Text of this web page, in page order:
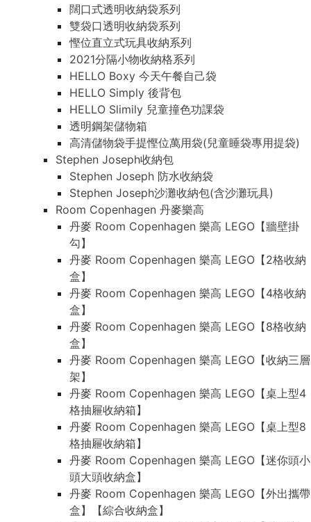
闊口式透明收納袋系列
雙袋口透明收納袋系列
慳位直立式玩具收納系列
2021分隔小物收納格系列
HELLO Boxy 今天午餐自己袋
HELLO Simply 後背包
HELLO Slimily 兒童撞色功課袋
透明鋼架儲物箱
高清儲物袋手提慳位萬用袋(兒童睡袋專用提袋)
Stephen Joseph收納包
Stephen Joseph 防水收納袋
Stephen Joseph沙灘收納包(含沙灘玩具)
Room Copenhagen 丹麥樂高
丹麥 Room Copenhagen 樂高 LEGO【牆壁掛
勾】
丹麥 Room Copenhagen 樂高 LEGO【2格收納
盒】
丹麥 Room Copenhagen 樂高 LEGO【4格收納
盒】
丹麥 Room Copenhagen 樂高 LEGO【8格收納
盒】
丹麥 Room Copenhagen 樂高 LEGO【收納三層
架】
丹麥 Room Copenhagen 樂高 LEGO【桌上型4
格抽屜收納箱】
丹麥 Room Copenhagen 樂高 LEGO【桌上型8
格抽屜收納箱】
丹麥 Room Copenhagen 樂高 LEGO【迷你頭小
頭大頭收納盒】
丹麥 Room Copenhagen 樂高 LEGO【外出攜帶
盒】【綜合收納盒】